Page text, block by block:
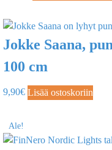
Jokke Saana,
100 cm
9,90€ Lisää ostoskoriin
Ale!